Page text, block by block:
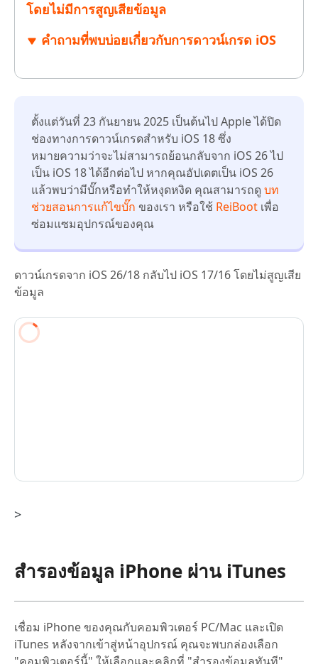
โดยไม่มีการสูญเสียข้อมูล
คำถามที่พบบ่อยเกี่ยวกับการดาวน์เกรด iOS
ตั้งแต่วันที่ 23 กันยายน 2025 เป็นต้นไป Apple ได้ปิด
ช่องทางการดาวน์เกรดสำหรับ iOS 18 ซึ่ง
หมายความว่าจะไม่สามารถย้อนกลับจาก iOS 26 ไป
เป็น iOS 18 ได้อีกต่อไป หากคุณอัปเดตเป็น iOS 26
แล้วพบว่ามีบั๊กหรือทำให้หงุดหงิด คุณสามารถดูบท
ช่วยสอนการแก้ไขบั๊ก ของเรา หรือใช้ ReiBoot เพื่อ
ซ่อมแซมอุปกรณ์ของคุณ
ดาวน์เกรดจาก iOS 26/18 กลับไป iOS 17/16 โดยไม่สูญเสีย
ข้อมูล
>
สำรองข้อมูล iPhone ผ่าน iTunes
เชื่อม iPhone ของคุณกับคอมพิวเตอร์ PC/Mac และเปิด
iTunes หลังจากเข้าสู่หน้าอุปกรณ์ คุณจะพบกล่องเลือก
"คอมพิวเตอร์นี้" ให้เลือกและคลิกที่ "สำรองข้อมูลทันที"